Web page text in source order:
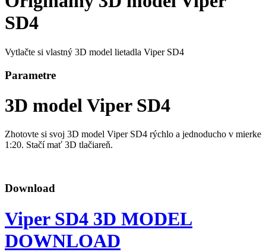
SD4
Vytlačte si vlastný 3D model lietadla Viper SD4
Parametre
3D model Viper SD4
Zhotovte si svoj 3D model Viper SD4 rýchlo a jednoducho v mierke
1:20. Stačí mať 3D tlačiareň.
Download
Viper SD4 3D MODEL
DOWNLOAD